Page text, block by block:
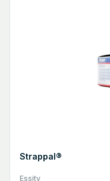
Strappal®
Essity